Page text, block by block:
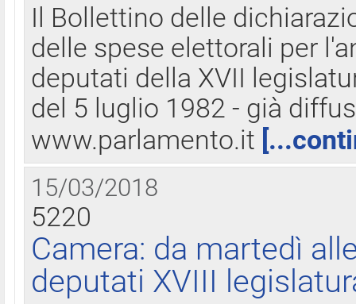
Il Bollettino delle
delle spese elettorali per
deputati della XVII
del 5 luglio 1982 - già
www.parlamento.it
15/03/2018
5220
Camera: da martedì
deputati XVIII